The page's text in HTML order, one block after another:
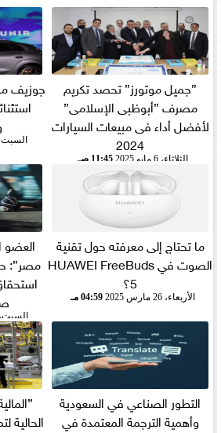
”جميل موتورز” تحصد تكريم
مصرف ”أبوظبى الإسلامى”
لأفضل أداء فى مبيعات السيارات
2024
الثلاثاء، 6 مايو 2025 11:45 صـ
جوزيف
السبت، 12 أبريل
ما تحتاج إلى معرفته حول تقنية
الصوت في HUAWEI FreeBuds
5؟
الأربعاء، 26 مارس 2025 04:59 مـ
العضو
مصر”:
السبت، 22 مارس 2025
التطور الصناعي في السعودية
وأهمية الترجمة المعتمدة في
الحالية